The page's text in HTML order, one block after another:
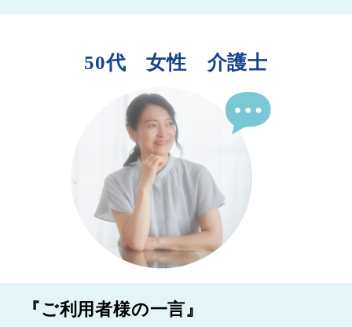
50代 女性 介護士
『ご利用者様の一言』